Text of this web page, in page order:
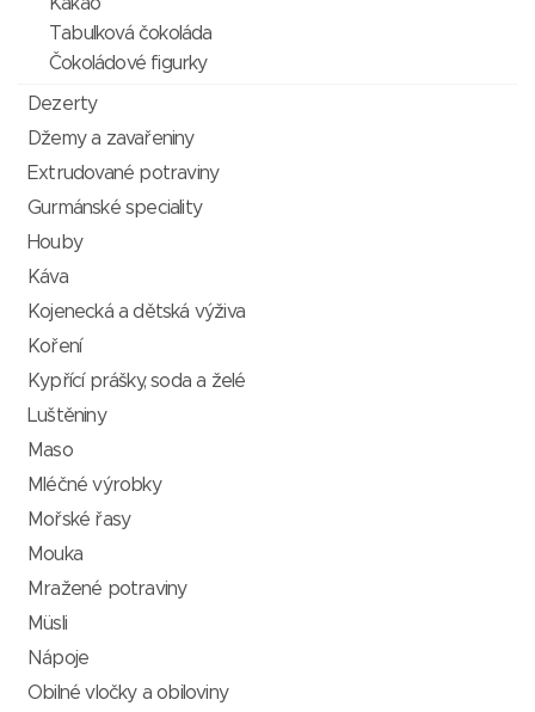
Tabulková čokoláda
Čokoládové figurky
Dezerty
Džemy a zavařeniny
Extrudované potraviny
Gurmánské speciality
Houby
Káva
Kojenecká a dětská výživa
Koření
Kypřící prášky, soda a želé
Luštěniny
Maso
Mléčné výrobky
Mořské řasy
Mouka
Mražené potraviny
Müsli
Nápoje
Obilné vločky a obiloviny